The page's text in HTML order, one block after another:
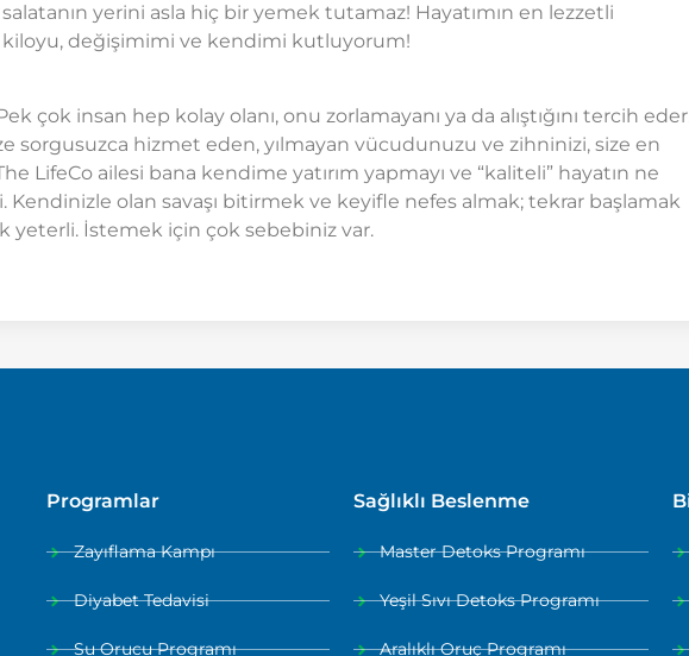
yerini asla hiç bir yemek tutamaz! Hayatımın en lezzetli
kiloyu, değişimimi ve kendimi kutluyorum!
çok insan hep kolay olanı, onu zorlamayanı ya da alıştığını tercih
sorgusuzca hizmet eden, yılmayan vücudunuzu ve zihninizi, size en
LifeCo ailesi bana kendime yatırım yapmayı ve “kaliteli” hayatın ne
olan savaşı bitirmek ve keyifle nefes almak; tekrar başlamak
yeterli. İstemek için çok sebebiniz var.
Programlar
Zayıflama Kampı
Diyabet Tedavisi
Su Orucu Programı
Sağlıklı Beslenme
Master Detoks Programı
Yeşil Sıvı Detoks Programı
Aralıklı Oruç Programı